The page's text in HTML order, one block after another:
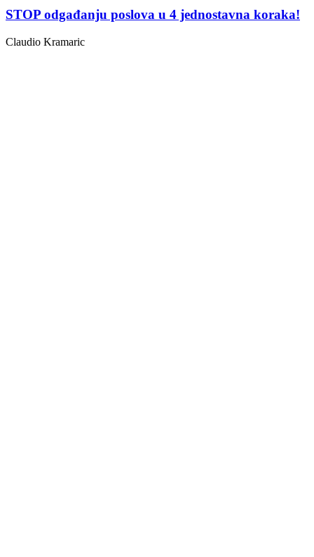
STOP odgađanju poslova u 4 jednostavna koraka!
Claudio Kramaric